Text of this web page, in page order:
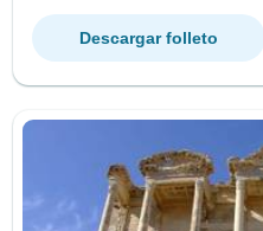
Descargar folleto